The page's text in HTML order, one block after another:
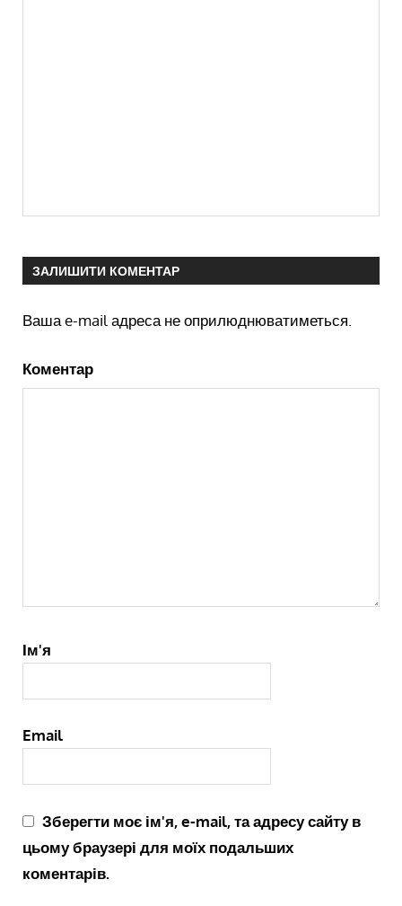
ЗАЛИШИТИ КОМЕНТАР
Ваша e-mail адреса не оприлюднюватиметься.
Коментар
Ім'я
Email
Зберегти моє ім'я, e-mail, та адресу сайту в
цьому браузері для моїх подальших
коментарів.